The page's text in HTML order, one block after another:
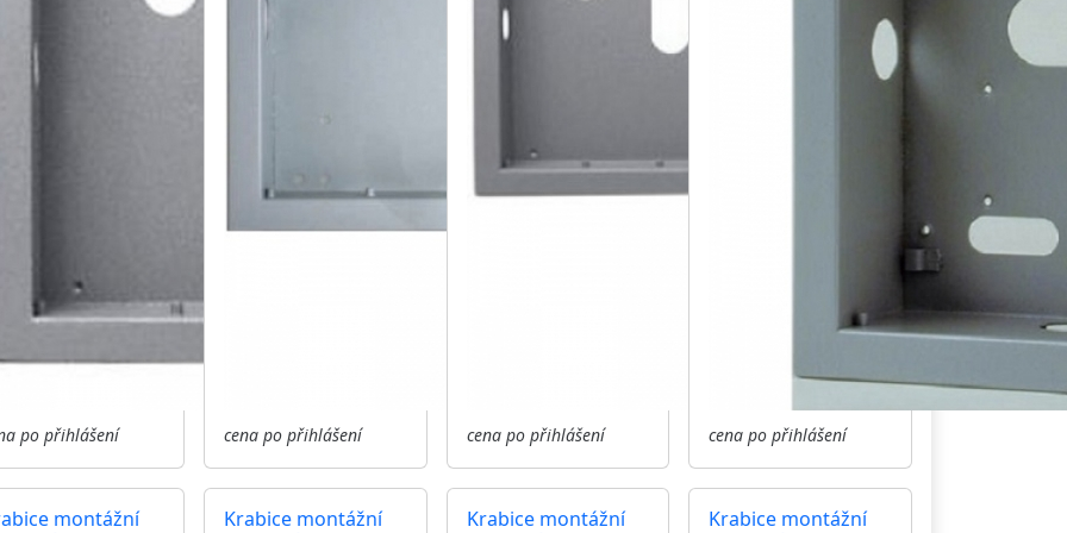
po přihlášení cena po přihlášení cena po přihlášení cena po přihlášení
montážní
Krabice montážní
Krabice montážní
Krabice montážní